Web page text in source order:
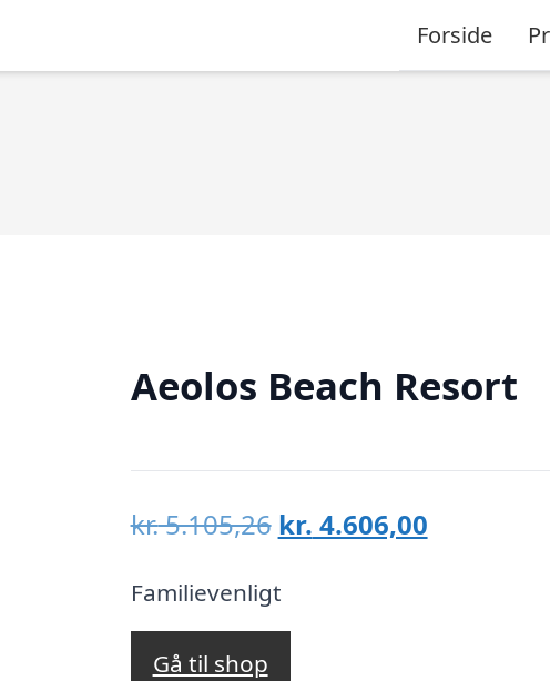
Forside
Aeolos Beach Resort
kr.5.105,26 Den
pris
var:
kr. 4.606,00Den
Familievenligt
Gå til shop